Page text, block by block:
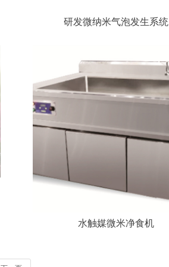
研发微纳米气泡发生系统
水触媒微米净食机